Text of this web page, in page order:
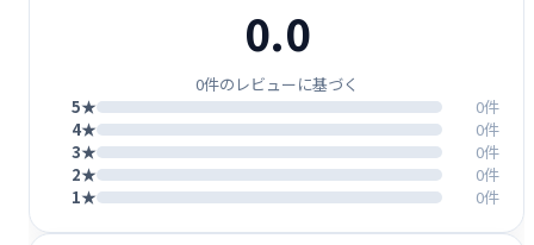
0.0
0件のレビューに基づく
5★
0件
4★
0件
3★
0件
2★
0件
1★
0件